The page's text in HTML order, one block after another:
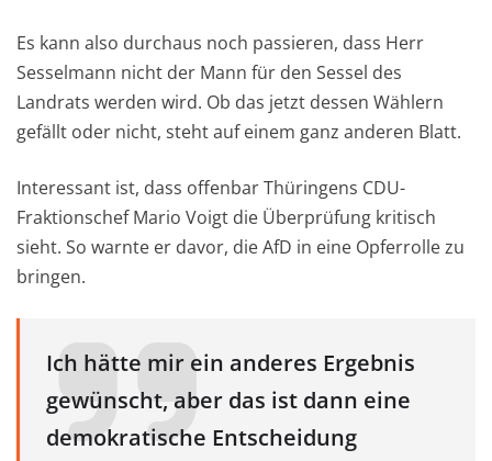
Es kann also durchaus noch passieren, dass Herr
Sesselmann nicht der Mann für den Sessel des
Landrats werden wird. Ob das jetzt dessen Wählern
gefällt oder nicht, steht auf einem ganz anderen Blatt.
Interessant ist, dass offenbar Thüringens CDU-
Fraktionschef Mario Voigt die Überprüfung kritisch
sieht. So warnte er davor, die AfD in eine Opferrolle zu
bringen.
Ich hätte mir ein anderes Ergebnis
gewünscht, aber das ist dann eine
demokratische Entscheidung